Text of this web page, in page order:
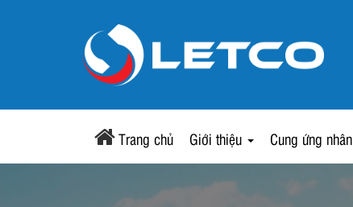
Trang chủ Giới thiệu Cung ứng